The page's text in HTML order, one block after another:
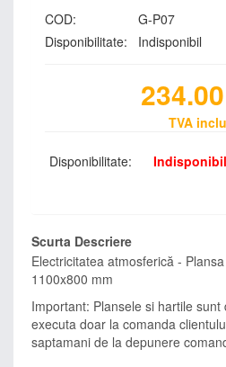
COD:
G-P07
Disponibilitate:
Indisponibil
234.00
TVA
Disponibilitate: Indisponibil
Scurta Descriere
Electricitatea atmosferică -
1100x800 mm
Important: Plansele si hartile
executa doar la comanda
saptamani de la depunere